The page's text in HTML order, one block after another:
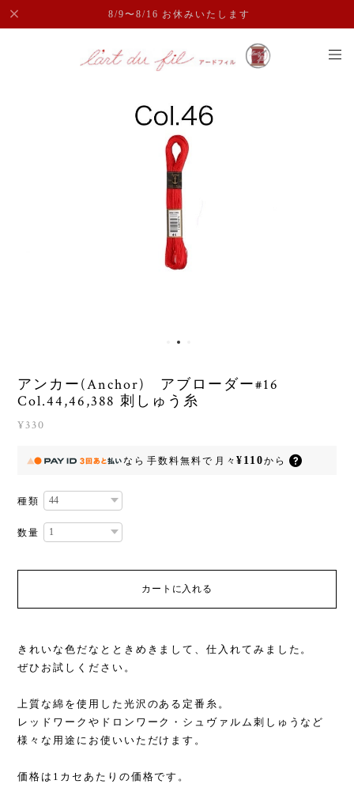
8/9〜8/16 お休みいたします
アンカー(Anchor) アブローダー#16
Col.44,46,388 刺しゅう糸
¥330
なら 手数料無料で 月々¥110から
種類
数量
カートに入れる
きれいな色だなとときめきまして、仕入れてみました。
ぜひお試しください。
上質な綿を使用した光沢のある定番糸。
レッドワークやドロンワーク・シュヴァルム刺しゅうなど
様々な用途にお使いいただけます。
価格は1カセあたりの価格です。